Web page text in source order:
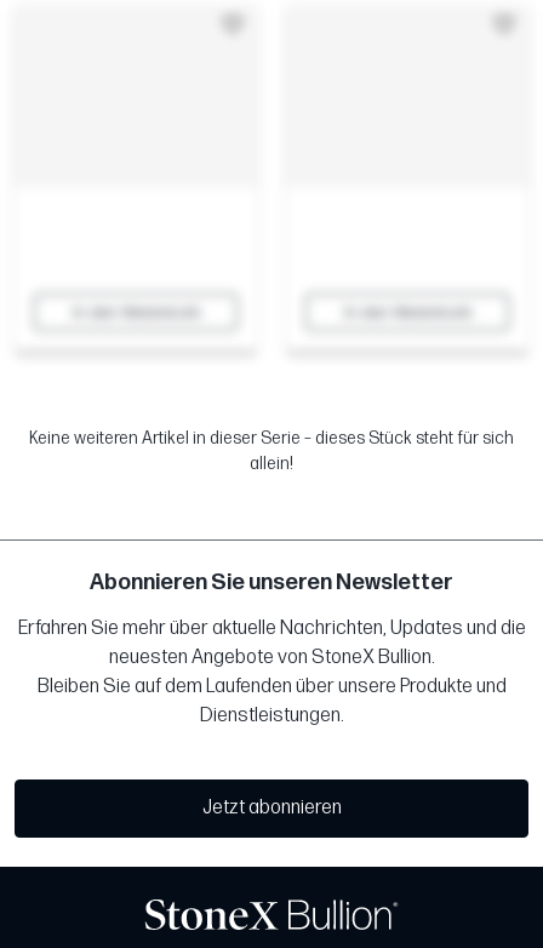
Keine weiteren Artikel in dieser Serie – dieses Stück steht für sich
allein!
Abonnieren Sie unseren Newsletter
Erfahren Sie mehr über aktuelle Nachrichten, Updates und die
neuesten Angebote von StoneX Bullion.
Bleiben Sie auf dem Laufenden über unsere Produkte und
Dienstleistungen.
Jetzt abonnieren